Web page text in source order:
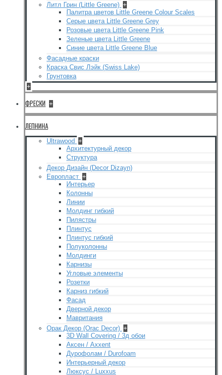
Литл Грин (Little Greene) +
Палитра цветов Little Greene Colour Scales
Серые цвета Little Greene Grey
Розовые цвета Little Greene Pink
Зеленые цвета Little Greene
Синие цвета Little Greene Blue
Фасадные краски
Краска Свис Лэйк (Swiss Lake)
Грунтовка
+
ФРЕСКИ +
ЛЕПНИНА
Ultrawood +
Архитектурный декор
Структура
Декор Дизайн (Decor Dizayn)
Европласт +
Интерьер
Колонны
Линии
Молдинг гибкий
Пилястры
Плинтус
Плинтус гибкий
Полуколонны
Молдинги
Карнизы
Угловые элементы
Розетки
Карниз гибкий
Фасад
Дверной декор
Мавритания
Орак Декор (Orac Decor) +
3D Wall Covering / 3д обои
Аксен / Axxent
Дурофолам / Durofoam
Интерьерный декор
Люксус / Luxxus